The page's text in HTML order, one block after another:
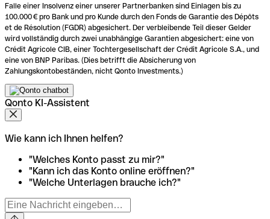
Falle einer Insolvenz einer unserer Partnerbanken sind Einlagen bis zu
100.000 € pro Bank und pro Kunde durch den Fonds de Garantie des Dépôts
et de Résolution (FGDR) abgesichert. Der verbleibende Teil dieser Gelder
wird vollständig durch zwei unabhängige Garantien abgesichert: eine von
Crédit Agricole CIB, einer Tochtergesellschaft der Crédit Agricole S.A., und
eine von BNP Paribas. (Dies betrifft die Absicherung von
Zahlungskontobeständen, nicht Qonto Investments.)
Qonto KI-Assistent
Wie kann ich Ihnen helfen?
"Welches Konto passt zu mir?"
"Kann ich das Konto online eröffnen?"
"Welche Unterlagen brauche ich?"